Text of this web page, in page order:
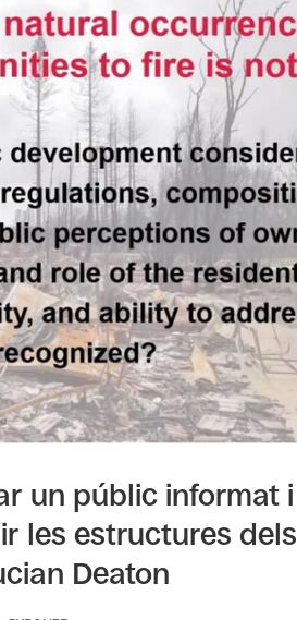
un públic informat i
les estructures dels
Deaton